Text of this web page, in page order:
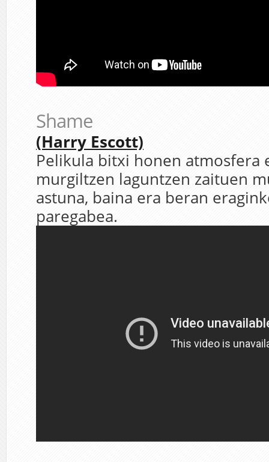
Shame
(Harry Escott)
Pelikula bitxi honen atmosfera
murgiltzen laguntzen zaituen
astuna, baina era beran
paregabea.